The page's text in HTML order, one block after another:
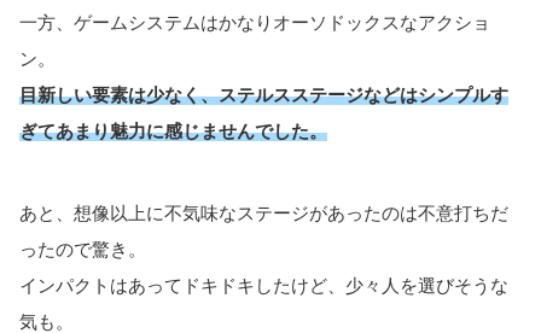
一方、ゲームシステムはかなりオーソドックスなアクショ
ン。
目新しい要素は少なく、ステルスステージなどはシンプルす
ぎてあまり魅力に感じませんでした。
あと、想像以上に不気味なステージがあったのは不意打ちだ
ったので驚き。
インパクトはあってドキドキしたけど、少々人を選びそうな
気も。